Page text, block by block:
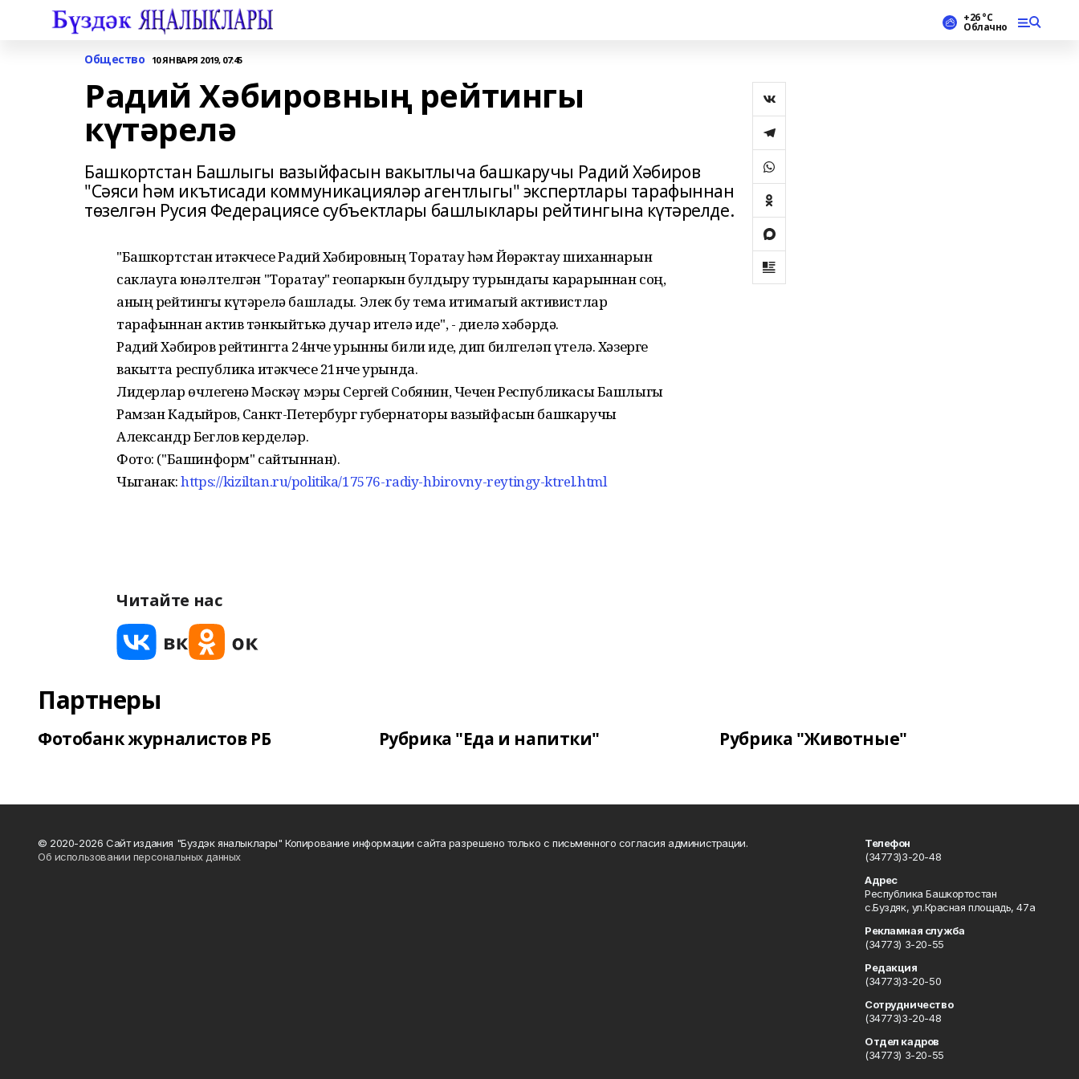
+26 °С
Облачно
Общество 10 ЯНВАРЯ 2019, 07:45
Радий Хәбировның рейтингы
күтәрелә
Башкортстан Башлыгы вазыйфасын вакытлыча башкаручы Радий Хәбиров
"Сәяси һәм икътисади коммуникацияләр агентлыгы" экспертлары тарафыннан
төзелгән Русия Федерациясе субъектлары башлыклары рейтингына күтәрелде.
"Башкортстан җитәкчесе Радий Хәбировның Торатау һәм Йөрәктау шиханнарын
саклауга юнәлтелгән "Торатау" геопаркын булдыру турындагы карарыннан соң,
аның рейтингы күтәрелә башлады. Элек бу тема иҗтимагый активистлар
тарафыннан актив тәнкыйтькә дучар ителә иде", - диелә хәбәрдә.
Радий Хәбиров рейтингта 24нче урынны били иде, дип билгеләп үтелә. Хәзерге
вакытта республика җитәкчесе 21нче урында.
Лидерлар өчлегенә Мәскәү мэры Сергей Собянин, Чечен Республикасы Башлыгы
Рамзан Кадыйров, Санкт-Петербург губернаторы вазыйфасын башкаручы
Александр Беглов керделәр.
Фото: ("Башинформ" сайтыннан).
Чыганак:https://kiziltan.ru/politika/17576-radiy-hbirovny-reytingy-ktrel.html
Читайте нас
Партнеры
Фотобанк журналистов РБ Рубрика "Еда и напитки" Рубрика "Животные"
© 2020-2026 Сайт издания "Буздэк яналыклары" Копирование информации сайта разрешено только с письменного согласия администрации.
Об использовании персональных данных
Телефон
(34773)3-20-48
Адрес
Республика Башкортостан
с.Буздяк, ул.Красная площадь, 47а
Рекламная служба
(34773) 3-20-55
Редакция
(34773)3-20-50
Сотрудничество
(34773)3-20-48
Отдел кадров
(34773) 3-20-55